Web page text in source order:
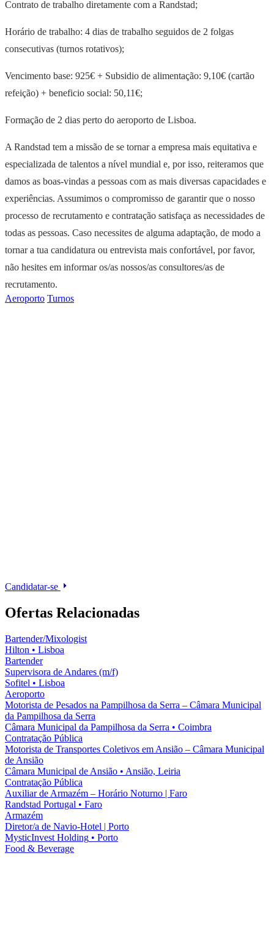
Contrato de trabalho diretamente com a Randstad;
Horário de trabalho: 4 dias de trabalho seguidos de 2 folgas
consecutivas (turnos rotativos);
Vencimento base: 925€ + Subsidio de alimentação: 9,10€ (cartão
refeição) + beneficio social: 50,11€;
Formação de 2 dias perto do aeroporto de Lisboa.
A Randstad tem a missão de se tornar a empresa mais equitativa e
especializada de talentos a nível mundial e, por isso, reiteramos que
damos as boas-vindas a pessoas com as mais diversas capacidades e
experiências. Assumimos o compromisso de garantir que o nosso
processo de recrutamento e contratação satisfaça as necessidades de
todas as pessoas. Caso necessites de alguma adaptação, de modo a
tornar a tua candidatura ou entrevista mais confortável, por favor,
não hesites em informar os/as nossos/as consultores/as de
recrutamento.
Aeroporto Turnos
Candidatar-se
Ofertas Relacionadas
Bartender/Mixologist
Hilton • Lisboa
Bartender
Supervisora de Andares (m/f)
Sofitel • Lisboa
Aeroporto
Motorista de Pesados na Pampilhosa da Serra – Câmara Municipal
da Pampilhosa da Serra
Câmara Municipal da Pampilhosa da Serra • Coimbra
Contratação Pública
Motorista de Transportes Coletivos em Ansião – Câmara Municipal
de Ansião
Câmara Municipal de Ansião • Ansião, Leiria
Contratação Pública
Auxiliar de Armazém – Horário Noturno | Faro
Randstad Portugal • Faro
Armazém
Diretor/a de Navio-Hotel | Porto
MysticInvest Holding • Porto
Food & Beverage